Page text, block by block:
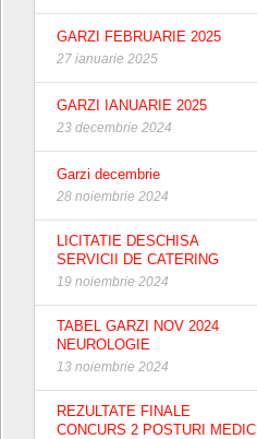
GARZI FEBRUARIE 2025
27 ianuarie 2025
GARZI IANUARIE 2025
23 decembrie 2024
Garzi decembrie
28 noiembrie 2024
LICITATIE DESCHISA
SERVICII DE CATERING
19 noiembrie 2024
TABEL GARZI NOV 2024
NEUROLOGIE
13 noiembrie 2024
REZULTATE FINALE
CONCURS 2 POSTURI MEDIC